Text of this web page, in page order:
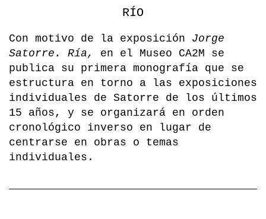
RÍO
Con motivo de la exposición Jorge
Satorre. Ría, en el Museo CA2M se
publica su primera monografía que se
estructura en torno a las exposiciones
individuales de Satorre de los últimos
15 años, y se organizará en orden
cronológico inverso en lugar de
centrarse en obras o temas
individuales.